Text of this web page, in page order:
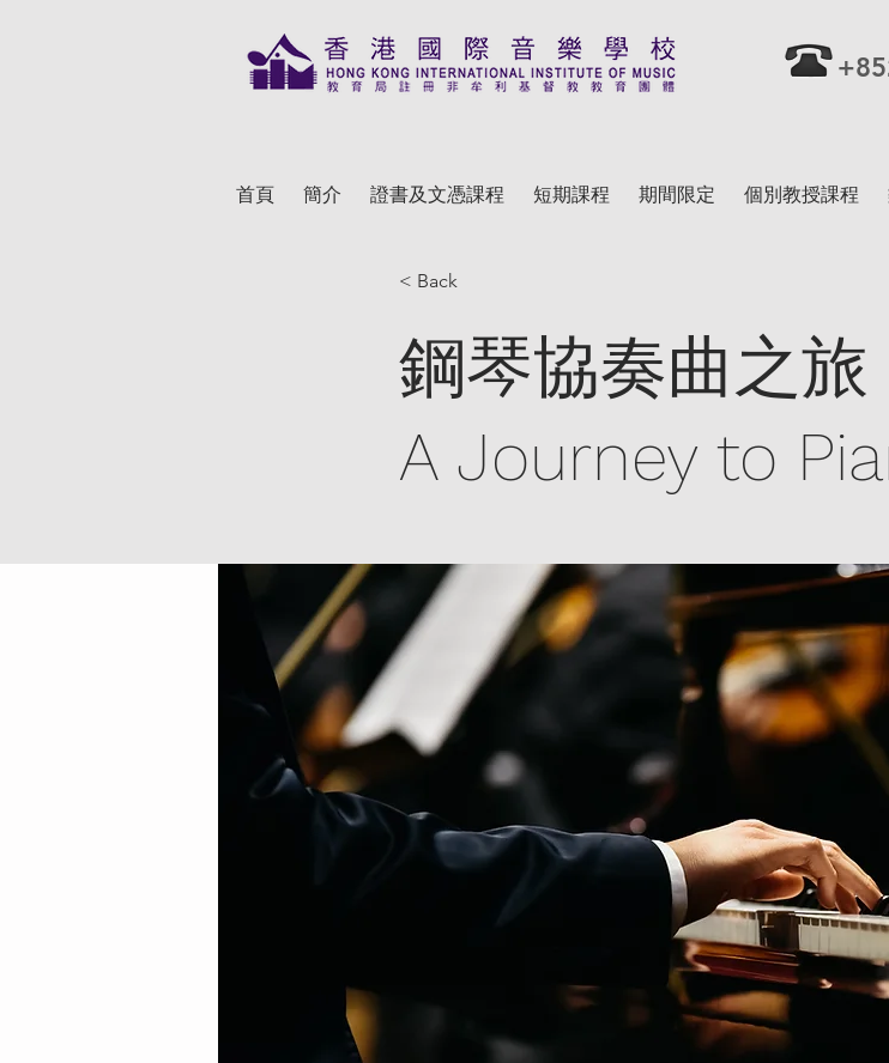
首頁 簡介 證書及文憑課程 短期課程 期間限定 個別教授課程
< Back
鋼琴協奏曲之旅
A Journey to